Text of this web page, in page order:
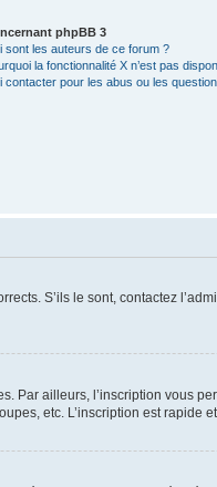
phpBB 3
sont les auteurs de ce forum ?
la fonctionnalité X n’est pas
contacter pour les abus ou les
S’ils le sont, contactez
Par ailleurs, l’inscription vous
etc. L’inscription est rapide